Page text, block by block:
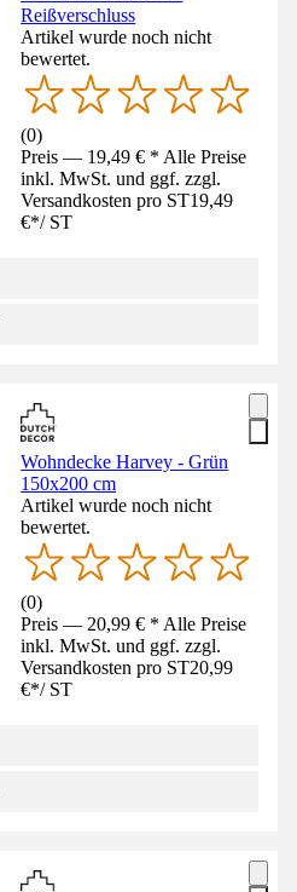
Reißverschluss
Artikel wurde noch nicht
bewertet.
(0)
Preis — 19,49 € * Alle Preise
inkl. MwSt. und ggf. zzgl.
Versandkosten pro ST19,49
€*/ ST
Wohndecke Harvey - Grün
150x200 cm
Artikel wurde noch nicht
bewertet.
(0)
Preis — 20,99 € * Alle Preise
inkl. MwSt. und ggf. zzgl.
Versandkosten pro ST20,99
€*/ ST